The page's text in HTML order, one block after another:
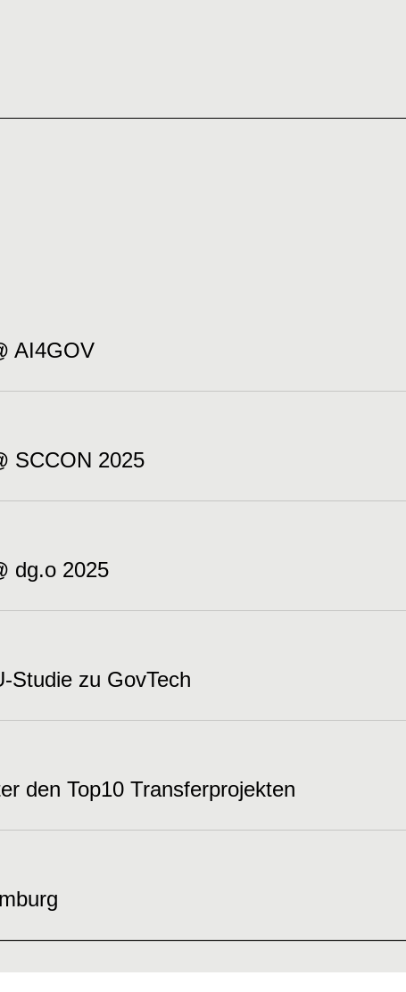
AI4GOV
SCCON 2025
dg.o 2025
Studie zu GovTech
den Top10 Transferprojekten